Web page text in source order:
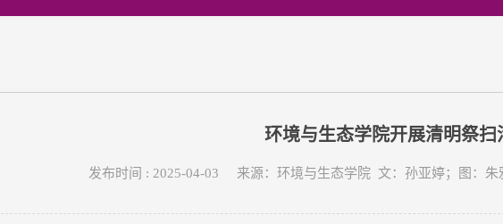
环境与生态学院开展清明祭扫
发布时间 : 2025-04-03 来源：环境与生态学院 文：孙亚婷；图：朱